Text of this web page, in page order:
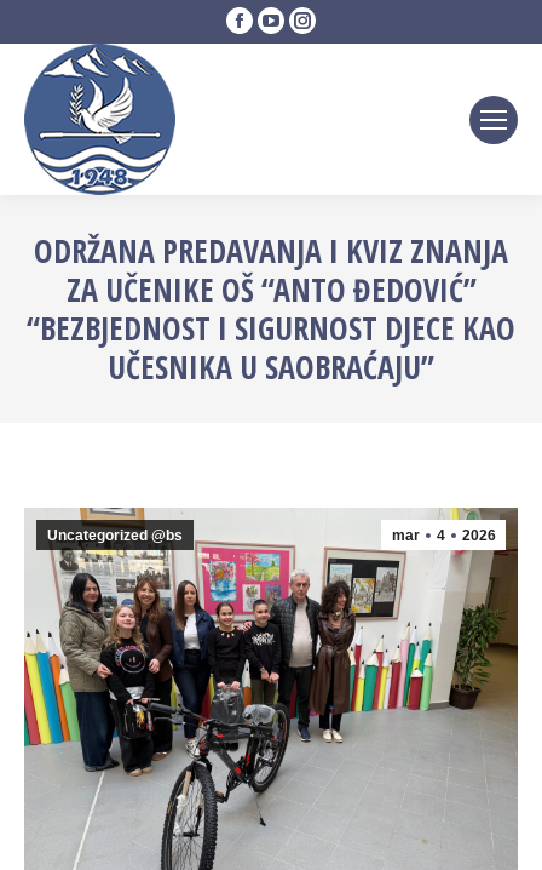
Facebook
page
YouTube
page
Instagram
page
ODRŽANA PREDAVANJA I KVIZ ZNANJA
ZA UČENIKE OŠ “ANTO ĐEDOVIĆ”
“BEZBJEDNOST I SIGURNOST DJECE KAO
UČESNIKA U SAOBRAĆAJU”
mar 4 2026
Uncategorized @bs